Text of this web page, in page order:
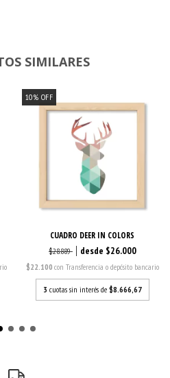
SIMILARES
10% OFF
CUADRO DEER IN COLORS
$28.889 $26.000
$22.100 con Transferencia o depósito bancario
3 cuotas sin interés de $8.666,67